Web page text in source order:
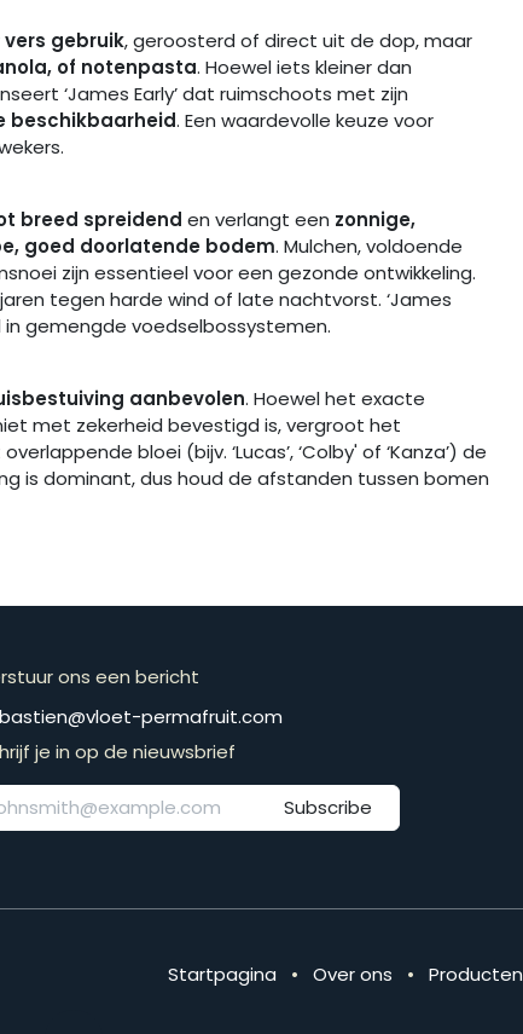
vers gebruik, geroosterd of direct uit de dop, maar
of notenpasta. Hoewel iets kleiner dan
‘James Early’ dat ruimschoots met zijn
beschikbaarheid. Een waardevolle keuze voor
breed spreidend en verlangt een zonnige,
goed doorlatende bodem. Mulchen, voldoende
zijn essentieel voor een gezonde ontwikkeling.
tegen harde wind of late nachtvorst. ‘James
in gemengde voedselbossystemen.
aanbevolen. Hoewel het exacte
met zekerheid bevestigd is, vergroot het
bloei (bijv. ‘Lucas’, ‘Colby' of ‘Kanza’) de
is dominant, dus houd de afstanden tussen bomen
ons een bericht
​p​e​r​m​a​f​r​u​it​.​c​o​m
je in op de nieuwsbrief
Subscribe
Startpagina • Over ons • Producten